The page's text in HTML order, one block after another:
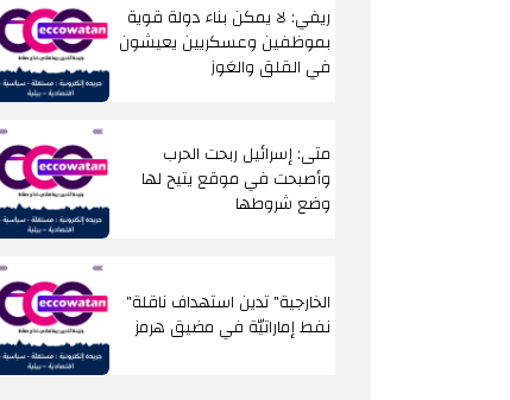
ريفي: لا يمكن بناء دولة قوية
بموظفين وعسكريين يعيشون
في القلق والعَوز
متى: إسرائيل ربحت الحرب
وأصبحت في موقع يتيح لها
وضع شروطها
"الخارجية" تدين استهداف ناقلة
نفط إماراتيّة في مضيق هرمز